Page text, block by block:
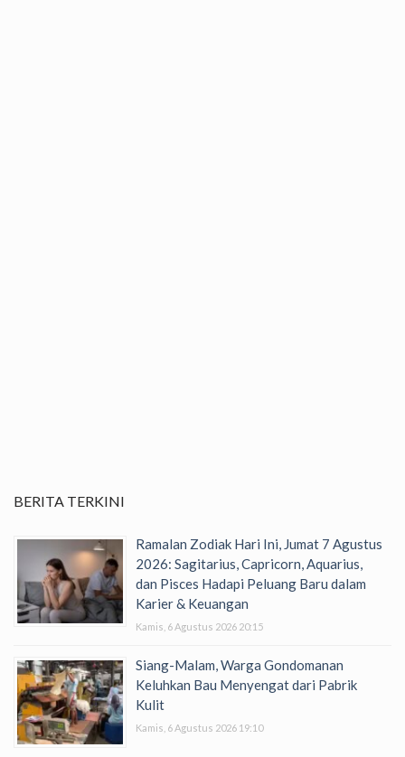
BERITA TERKINI
Ramalan Zodiak Hari Ini, Jumat 7 Agustus
2026: Sagitarius, Capricorn, Aquarius,
dan Pisces Hadapi Peluang Baru dalam
Karier & Keuangan
Kamis, 6 Agustus 2026 20:15
Siang-Malam, Warga Gondomanan
Keluhkan Bau Menyengat dari Pabrik
Kulit
Kamis, 6 Agustus 2026 19:10